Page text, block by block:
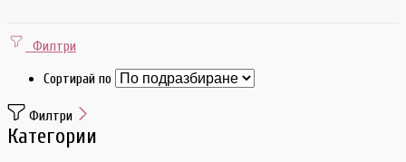
Филтри
Сортирай по
Филтри
Категории